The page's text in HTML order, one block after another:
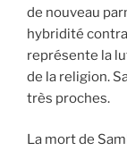
de nouveau
hybridité
représente la
de la religion.
très proches.
La mort de